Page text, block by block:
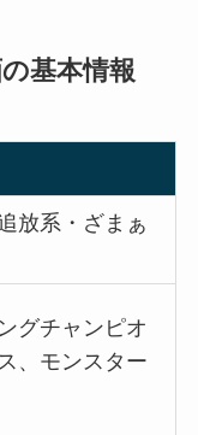
基本情報
放系・ざまぁ
グチャンピオ
、モンスター